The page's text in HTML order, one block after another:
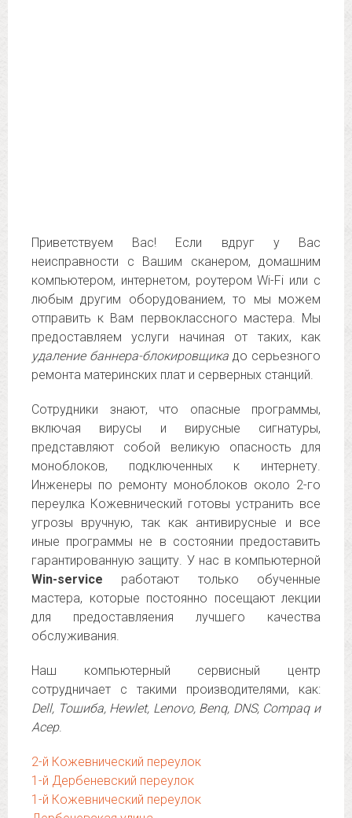
Приветствуем Вас! Если вдруг у Вас
неисправности с Вашим сканером, домашним
компьютером, интернетом, роутером Wi-Fi или с
любым другим оборудованием, то мы можем
отправить к Вам первоклассного мастера. Мы
предоставляем услуги начиная от таких, как
удаление баннера-блокировщика до серьезного
ремонта материнских плат и серверных станций.
Сотрудники знают, что опасные программы,
включая вирусы и вирусные сигнатуры,
представляют собой великую опасность для
моноблоков, подключенных к интернету.
Инженеры по ремонту моноблоков около 2-го
переулка Кожевнический готовы устранить все
угрозы вручную, так как антивирусные и все
иные программы не в состоянии предоставить
гарантированную защиту. У нас в компьютерной
Win-service работают только обученные
мастера, которые постоянно посещают лекции
для предоставляения лучшего качества
обслуживания.
Наш компьютерный сервисный центр
сотрудничает с такими производителями, как:
Dell, Тошиба, Hewlet, Lenovo, Benq, DNS, Compaq и
Асер.
2-й Кожевнический переулок
1-й Дербеневский переулок
1-й Кожевнический переулок